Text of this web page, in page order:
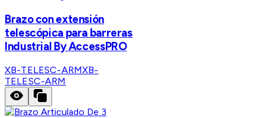
Brazo con extensión
telescópica para barreras
Industrial By AccessPRO
XB-TELESC-ARMXB-
TELESC-ARM